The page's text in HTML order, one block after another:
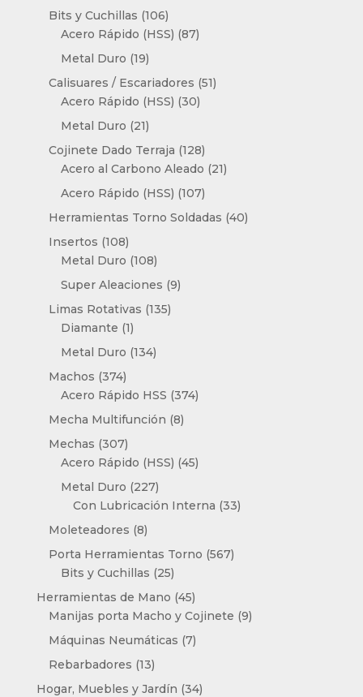
productos
Bits y Cuchillas 106106
productos
Acero Rápido (HSS) 8787
Metal Duro 1919
productos
Calisuares / Escariadores 5151
Acero Rápido (HSS) 3030
Metal Duro 2121
productos
Cojinete Dado Terraja 128128
productos
Acero al Carbono Aleado 2121
Acero Rápido (HSS) 107107
productos
Herramientas Torno Soldadas 4040
Insertos 108108
productos
Metal Duro 108108
productos
Super Aleaciones 99
Limas Rotativas 135135
Diamante 11
producto
Metal Duro 134134
Machos 374374
productos
Acero Rápido HSS 374374
Mecha Multifunción 88
Mechas 307307
productos
Acero Rápido (HSS) 4545
Metal Duro 227227
productos
Con Lubricación Interna 3333
Moleteadores 88
productos
Porta Herramientas Torno 567567
Bits y Cuchillas 2525
productos
Herramientas de Mano 4545
productos
Manijas porta Macho y Cojinete 99
Máquinas Neumáticas 77
Rebarbadores 1313
productos
Hogar, Muebles y Jardín 3434